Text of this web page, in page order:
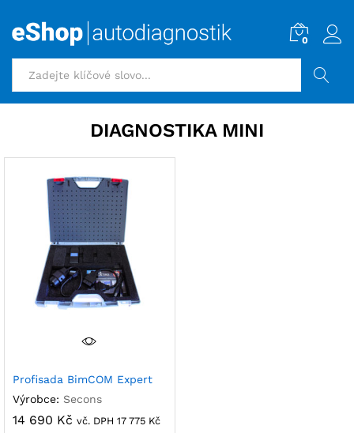
0
DIAGNOSTIKA MINI
Profisada BimCOM Expert
Výrobce: Secons
14 690 Kč vč. DPH 17 775 Kč